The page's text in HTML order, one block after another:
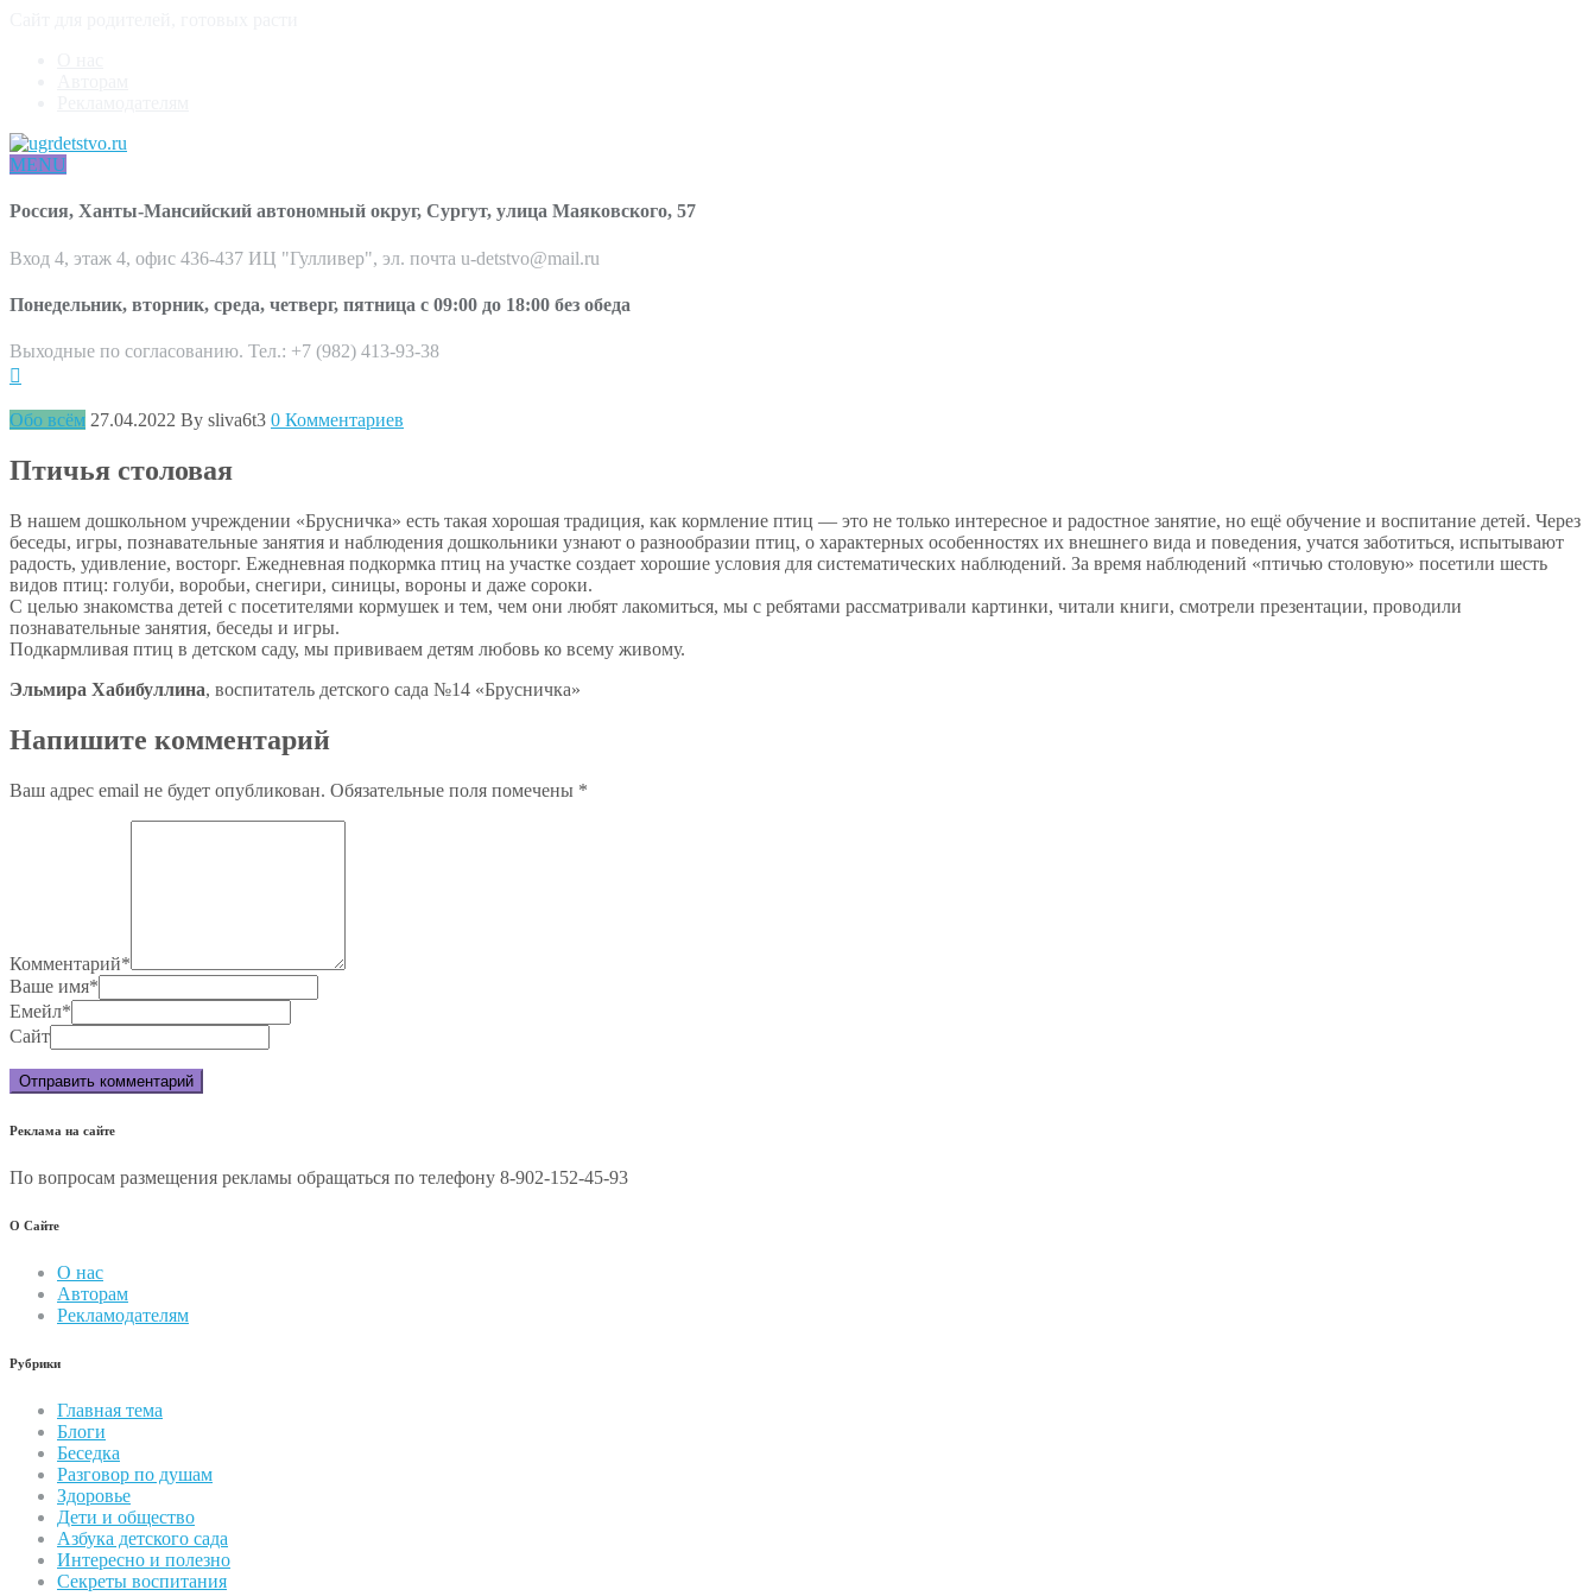
MENU
Россия, Ханты-Мансийский автономный округ, Сургут, улица Маяковского, 57
Вход 4, этаж 4, офис 436-437 ИЦ "Гулливер", эл. почта u-detstvo@mail.ru
Понедельник, вторник, среда, четверг, пятница с 09:00 до 18:00 без обеда
Выходные по согласованию. Тел.: +7 (982) 413-93-38
Обо всём 27.04.2022 By sliva6t3 0 Комментариев
Птичья столовая
В нашем дошкольном учреждении «Брусничка» есть такая хорошая традиция, как кормление птиц — это не только интересное и радостное занятие, но ещё обучение и воспитание детей. Через
беседы, игры, познавательные занятия и наблюдения дошкольники узнают о разнообразии птиц, о характерных особенностях их внешнего вида и поведения, учатся заботиться, испытывают
радость, удивление, восторг. Ежедневная подкормка птиц на участке создает хорошие условия для систематических наблюдений. За время наблюдений «птичью столовую» посетили шесть
видов птиц: голуби, воробьи, снегири, синицы, вороны и даже сороки.
С целью знакомства детей с посетителями кормушек и тем, чем они любят лакомиться, мы с ребятами рассматривали картинки, читали книги, смотрели презентации, проводили
познавательные занятия, беседы и игры.
Подкармливая птиц в детском саду, мы прививаем детям любовь ко всему живому.
Эльмира Хабибуллина, воспитатель детского сада №14 «Брусничка»
Напишите комментарий
Ваш адрес email не будет опубликован. Обязательные поля помечены *
Комментарий*
Ваше имя*
Емейл*
Сайт
Реклама на сайте
По вопросам размещения рекламы обращаться по телефону 8-902-152-45-93
О Сайте
О нас
Авторам
Рекламодателям
Рубрики
Главная тема
Блоги
Беседка
Разговор по душам
Здоровье
Дети и общество
Азбука детского сада
Интересно и полезно
Секреты воспитания